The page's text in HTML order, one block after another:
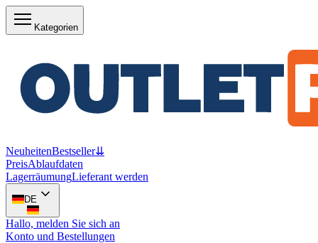
Kategorien
NeuheitenBestseller⇊
PreisAblaufdaten
LagerräumungLieferant werden
DE
Hallo, melden Sie sich an
Konto und Bestellungen